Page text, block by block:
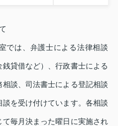
では、弁護士による法律相談
銭貸借など）、行政書士による
談、司法書士による登記相談
を受け付けています。各相談
毎月決まった曜日に実施され